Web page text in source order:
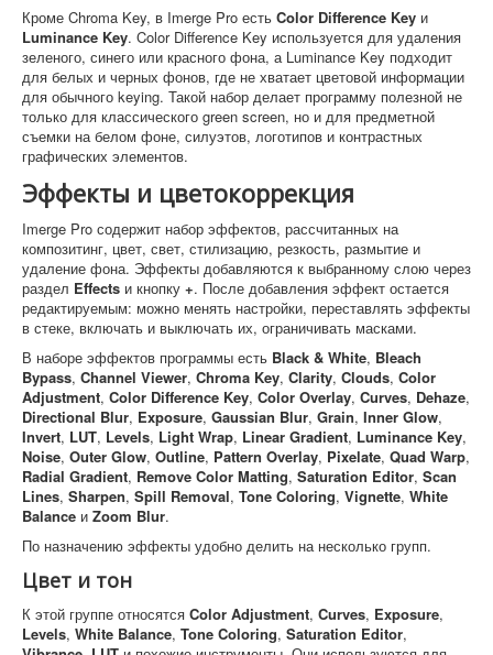
Кроме Chroma Key, в Imerge Pro есть Color Difference Key и
Luminance Key. Color Difference Key используется для удаления
зеленого, синего или красного фона, а Luminance Key подходит
для белых и черных фонов, где не хватает цветовой информации
для обычного keying. Такой набор делает программу полезной не
только для классического green screen, но и для предметной
съемки на белом фоне, силуэтов, логотипов и контрастных
графических элементов.
Эффекты и цветокоррекция
Imerge Pro содержит набор эффектов, рассчитанных на
композитинг, цвет, свет, стилизацию, резкость, размытие и
удаление фона. Эффекты добавляются к выбранному слою через
раздел Effects и кнопку +. После добавления эффект остается
редактируемым: можно менять настройки, переставлять эффекты
в стеке, включать и выключать их, ограничивать масками.
В наборе эффектов программы есть Black & White, Bleach
Bypass, Channel Viewer, Chroma Key, Clarity, Clouds, Color
Adjustment, Color Difference Key, Color Overlay, Curves, Dehaze,
Directional Blur, Exposure, Gaussian Blur, Grain, Inner Glow,
Invert, LUT, Levels, Light Wrap, Linear Gradient, Luminance Key,
Noise, Outer Glow, Outline, Pattern Overlay, Pixelate, Quad Warp,
Radial Gradient, Remove Color Matting, Saturation Editor, Scan
Lines, Sharpen, Spill Removal, Tone Coloring, Vignette, White
Balance и Zoom Blur.
По назначению эффекты удобно делить на несколько групп.
Цвет и тон
К этой группе относятся Color Adjustment, Curves, Exposure,
Levels, White Balance, Tone Coloring, Saturation Editor,